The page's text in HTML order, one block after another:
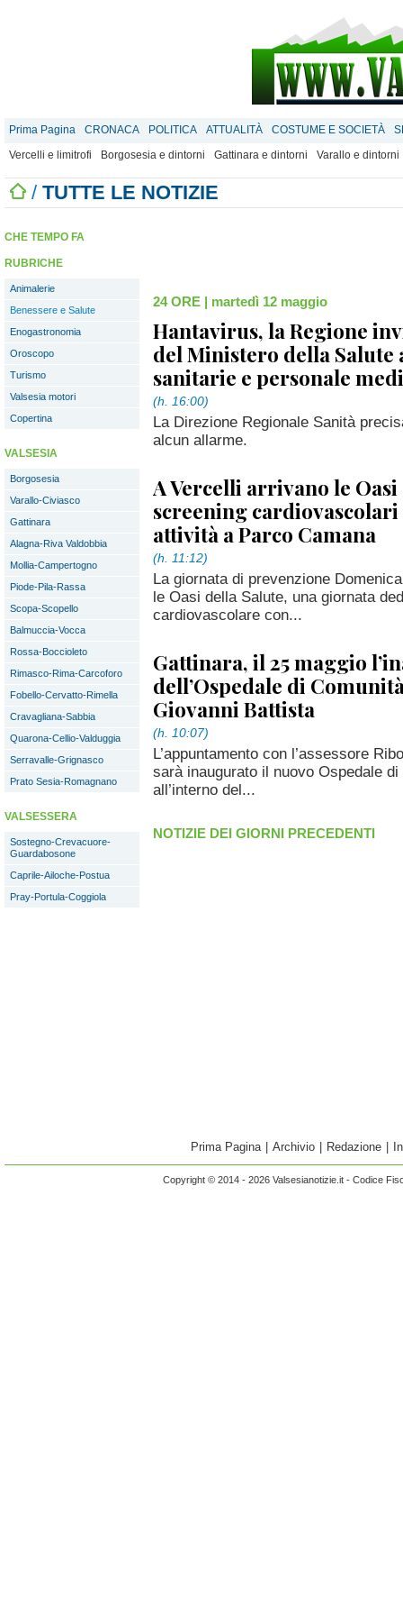
Prima Pagina CRONACA POLITICA ATTUALITÀ COSTUME E SOCIETÀ
Vercelli e limitrofi
Borgosesia e dintorni Gattinara e dintorni Varallo e dintorni
/ TUTTE LE NOTIZIE
CHE TEMPO FA
RUBRICHE
Animalerie
Benessere e Salute
Enogastronomia
Oroscopo
Turismo
Valsesia motori
Copertina
VALSESIA
Borgosesia
Varallo-Civiasco
Gattinara
Alagna-Riva Valdobbia
Mollia-Campertogno
Piode-Pila-Rassa
Scopa-Scopello
Balmuccia-Vocca
Rossa-Boccioleto
Rimasco-Rima-Carcoforo
Fobello-Cervatto-Rimella
Cravagliana-Sabbia
Quarona-Cellio-Valduggia
Serravalle-Grignasco
Prato Sesia-Romagnano
VALSESSERA
Sostegno-Crevacuore-
Guardabosone
Caprile-Ailoche-Postua
Pray-Portula-Coggiola
24 ORE | martedì 12 maggio
Hantavirus, la Regione
del Ministero della Salute
sanitarie e personale
(h. 16:00)
La Direzione Regionale Sanità
alcun allarme.
A Vercelli arrivano le
screening
attività a Parco Camana
(h. 11:12)
La giornata di prevenzione
le Oasi della Salute, una giornata
cardiovascolare con...
Gattinara, il 25 maggio
dell’Ospedale di
Giovanni Battista
(h. 10:07)
L’appuntamento con l’assessore
sarà inaugurato il nuovo Ospedale
all’interno del...
NOTIZIE DEI GIORNI PRECEDENTI
Prima Pagina Archivio Redazione
Copyright © 2014 - 2026 Valsesianotizie.it - Codice